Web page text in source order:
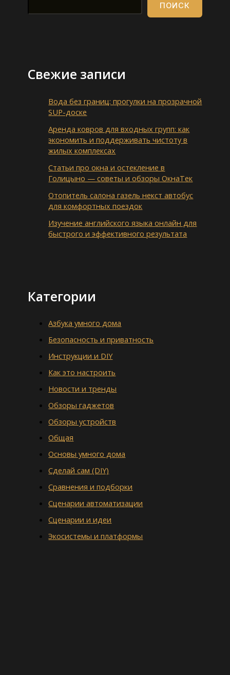
ПОИСК
Свежие записи
Вода без границ: прогулки на прозрачной
SUP-доске
Аренда ковров для входных групп: как
экономить и поддерживать чистоту в
жилых комплексах
Статьи про окна и остекление в
Голицыно — советы и обзоры ОкнаТек
Отопитель салона газель некст автобус
для комфортных поездок
Изучение английского языка онлайн для
быстрого и эффективного результата
Категории
Азбука умного дома
Безопасность и приватность
Инструкции и DIY
Как это настроить
Новости и тренды
Обзоры гаджетов
Обзоры устройств
Общая
Основы умного дома
Сделай сам (DIY)
Сравнения и подборки
Сценарии автоматизации
Сценарии и идеи
Экосистемы и платформы